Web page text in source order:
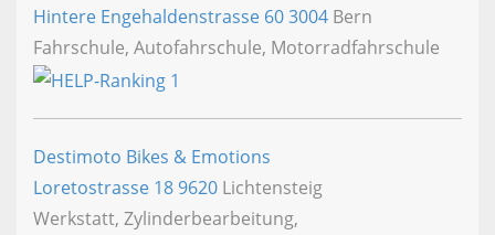
Hintere Engehaldenstrasse 603004 Bern
Fahrschule, Autofahrschule, Motorradfahrschule
Destimoto Bikes & Emotions
Loretostrasse 18 9620 Lichtensteig
Werkstatt, Zylinderbearbeitung,